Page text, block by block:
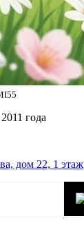
года
дом 22, 1 этаж